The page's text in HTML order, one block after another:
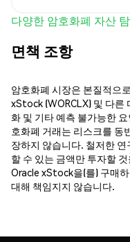
다양한 암호화폐 자산
면책 조항
암호화폐 시장은 본질적으
xStock (WORCLX) 및 다른
화 및 기타 예측 불가능한
호화폐 거래는 리스크를 동
장하지 않습니다. 철저한
할 수 있는 금액만 투자할
Oracle xStock을(를) 구매
대해 책임지지 않습니다.